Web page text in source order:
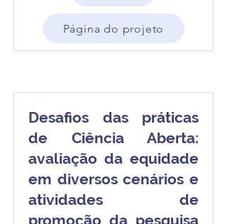
metodológico e do calendário de
atividades.Página do projeto
Desafios das práticas
de Ciência Aberta:
avaliação da equidade
em diversos cenários e
atividades de
promoção da pesquisa